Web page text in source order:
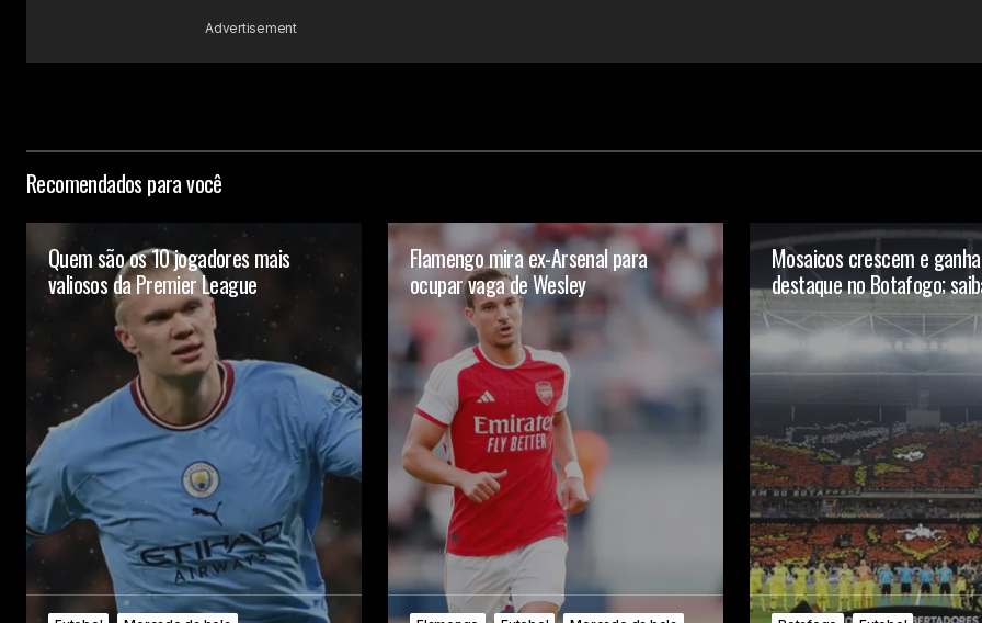
Advertisement
Recomendados para você
Quem são os 10 jogadores mais
valiosos da Premier League
Flamengo mira ex-Arsenal para
ocupar vaga de Wesley
Mosaicos crescem e
destaque no Botafogo;